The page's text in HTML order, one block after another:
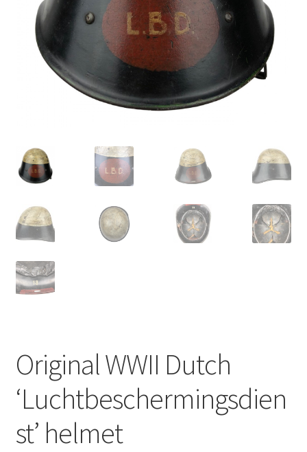
Original WWII Dutch
‘Luchtbeschermingsdien
st’ helmet